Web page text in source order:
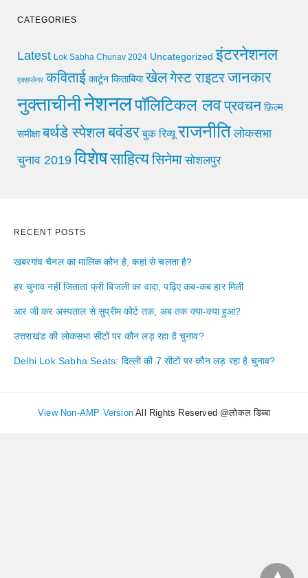
CATEGORIES
Latest Lok Sabha Chunav 2024 Uncategorized इंटरनेशनल
एक्सप्लेनर कविताई कार्टून किताबिया खेलगेस्ट राइटरजानकार
नुक्ताचीनीनेशनलपॉलिटिकल लवप्रवचन फ़िल्म
समीक्षा बर्थडे स्पेशलबवंडर बुक रिव्यू राजनीति लोकसभा
चुनाव 2019 विशेषसाहित्यसिनेमा सोशलपुर
RECENT POSTS
खबरगांव चैनल का मालिक कौन है, कहां से चलता है?
हर चुनाव नहीं जिताता फ्री बिजली का वादा, पढ़िए कब-कब हार मिली
आर जी कर अस्पताल से सुप्रीम कोर्ट तक, अब तक क्या-क्या हुआ?
उत्तराखंड की लोकसभा सीटों पर कौन लड़ रहा है चुनाव?
Delhi Lok Sabha Seats: दिल्ली की 7 सीटों पर कौन लड़ रहा है चुनाव?
View Non-AMP Version All Rights Reserved @लोकल डिब्बा